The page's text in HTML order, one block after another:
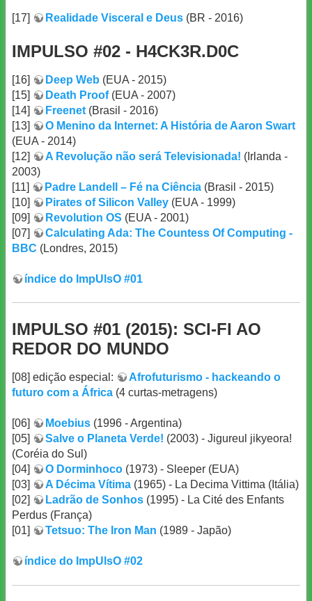
[17] Realidade Visceral e Deus (BR - 2016)
IMPULSO #02 - H4CK3R.D0C
[16] Deep Web (EUA - 2015)
[15]
Death Proof(EUA - 2007)
[14]
Freenet (Brasil - 2016)
[13]
O Menino da Internet: A História de Aaron Swart
(EUA - 2014)
[12]
A Revolução não será Televisionada! (Irlanda -
2003)
[11]
Padre Landell – Fé na Ciência (Brasil - 2015)
[10]
Pirates of Silicon Valley (EUA - 1999)
[09]
Revolution OS (EUA - 2001)
[07]
Calculating Ada: The Countess Of Computing -
BBC (Londres, 2015)
índice do ImpUlsO #01
IMPULSO #01 (2015): SCI-FI AO
REDOR DO MUNDO
[08] edição especial:
Afrofuturismo - hackeando o
futuro com a África (4 curtas-metragens)
[06] Moebius (1996 - Argentina)
[05]
Salve o Planeta Verde! (2003) - Jigureul jikyeora!
(Coréia do Sul)
[04]
O Dorminhoco (1973) - Sleeper (EUA)
[03]
A Décima Vítima (1965) - La Decima Vittima (Itália)
[02]
Ladrão de Sonhos (1995) - La Cité des Enfants
Perdus (França)
[01]
Tetsuo: The Iron Man (1989 - Japão)
índice do ImpUlsO #02